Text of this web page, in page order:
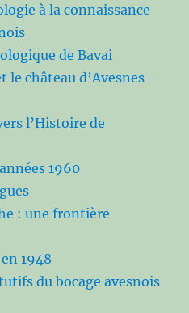
à la connaissance
de Bavai
le château d’Avesnes-
l’Histoire de
1960
: une frontière
1948
du bocage avesnois